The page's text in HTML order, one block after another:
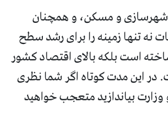
شهرسازی و مسکن، و همچنان
نه تنها زمینه را برای رشد سطح
است بلکه بالای اقتصاد کشور
در این مدت کوتاه اگر شما نظری
وزارت بیاندازید متعجب خواهید